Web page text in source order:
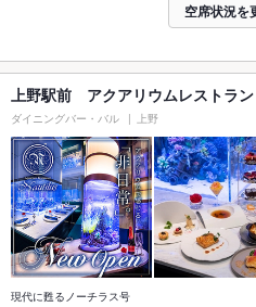
空席状況を
上野駅前 アクアリウムレストラ
ダイニングバー・バル 上野
現代に甦るノーチラス号